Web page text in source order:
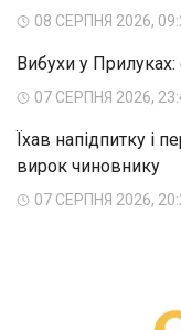
08 СЕРПНЯ 2026,
Вибухи у
07 СЕРПНЯ 2026,
Їхав напідпитку і
вирок чиновнику
07 СЕРПНЯ 2026,